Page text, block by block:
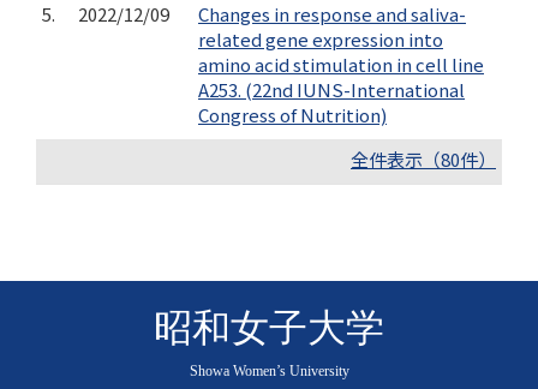
5.
2022/12/09
Changes in response and saliva-
related gene expression into
amino acid stimulation in cell line
A253. (22nd IUNS-International
Congress of Nutrition)
全件表示（80件）
昭和女子大学
Showa Women’s University